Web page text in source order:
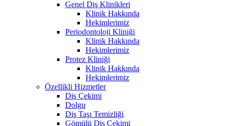
Genel Diş Klinikleri
Klinik Hakkında
Hekimlerimiz
Periodontoloji Kliniği
Klinik Hakkında
Hekimlerimiz
Protez Kliniği
Klinik Hakkında
Hekimlerimiz
Özellikli Hizmetler
Diş Çekimi
Dolgu
Diş Taşı Temizliği
Gömülü Diş Çekimi